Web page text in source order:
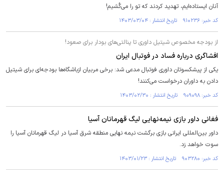
آنان ایستاده‌ایم، تهدید کردند که تو را می‌کُشیم!
کد خبر: ۹۱۰۲۳۶ تاریخ انتشار : ۱۴۰۳/۰۳/۰۴
از بودجه مخصوص شیتیل داوری تا پنالتی‌های بودار برای صعود!
افشاگری درباره فساد در فوتبال ایران
یکی از پیشکسوتان داوری فوتبال مدعی شد: برخی مربیان ازباشگاه‌ها بودجه‌ای برای شیتیل
دادن به داوران درخواست می‌کنند!
کد خبر: ۹۰۹۰۹۸ تاریخ انتشار : ۱۴۰۳/۰۲/۳۰
فغانی داور بازی نیمه‌نهایی لیگ قهرمانان آسیا
داور بین‌المللی ایرانی بازی برگشت نیمه نهایی منطقه شرق آسیا در لیگ قهرمانان آسیا را
سوت خواهد زد.
کد خبر: ۹۰۳۲۸۰ تاریخ انتشار : ۱۴۰۳/۰۱/۲۳